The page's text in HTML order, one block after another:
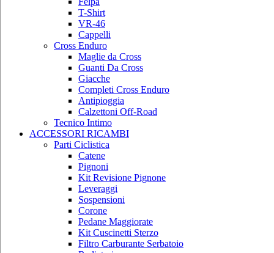
T-Shirt
VR-46
Cappelli
Cross Enduro
Maglie da Cross
Guanti Da Cross
Giacche
Completi Cross Enduro
Antipioggia
Calzettoni Off-Road
Tecnico Intimo
ACCESSORI RICAMBI
Parti Ciclistica
Catene
Pignoni
Kit Revisione Pignone
Leveraggi
Sospensioni
Corone
Pedane Maggiorate
Kit Cuscinetti Sterzo
Filtro Carburante Serbatoio